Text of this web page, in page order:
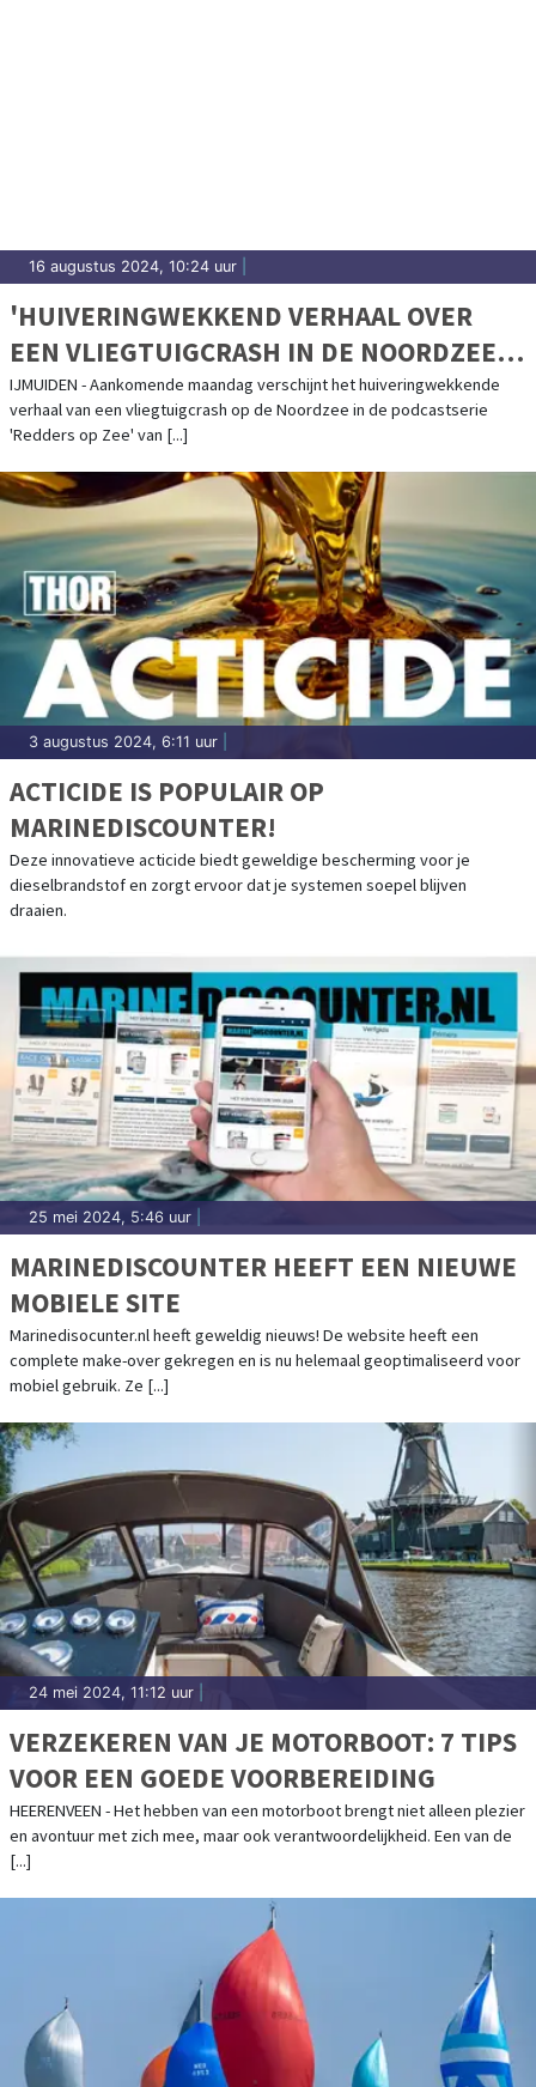
16 augustus 2024, 10:24 uur
'HUIVERINGWEKKEND VERHAAL OVER
EEN VLIEGTUIGCRASH IN DE NOORDZEE'
IN DE KNRM PODCASTSERIE
IJMUIDEN - Aankomende maandag verschijnt het huiveringwekkende
verhaal van een vliegtuigcrash op de Noordzee in de podcastserie
'Redders op Zee' van [...]
3 augustus 2024, 6:11 uur
ACTICIDE IS POPULAIR OP
MARINEDISCOUNTER!
Deze innovatieve acticide biedt geweldige bescherming voor je
dieselbrandstof en zorgt ervoor dat je systemen soepel blijven
draaien.
25 mei 2024, 5:46 uur
MARINEDISCOUNTER HEEFT EEN NIEUWE
MOBIELE SITE
Marinedisocunter.nl heeft geweldig nieuws! De website heeft een
complete make-over gekregen en is nu helemaal geoptimaliseerd voor
mobiel gebruik. Ze [...]
24 mei 2024, 11:12 uur
VERZEKEREN VAN JE MOTORBOOT: 7 TIPS
VOOR EEN GOEDE VOORBEREIDING
HEERENVEEN - Het hebben van een motorboot brengt niet alleen plezier
en avontuur met zich mee, maar ook verantwoordelijkheid. Een van de
[...]